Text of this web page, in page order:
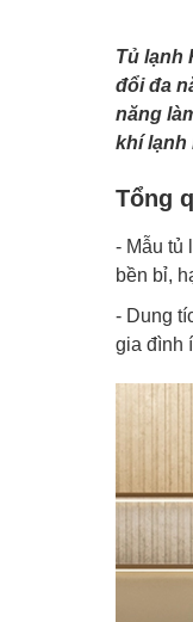
Tủ lạnh
đổi đa
năng
khí lạnh
Tổng
- Mẫu tủ
bền bỉ,
- Dung
gia đình